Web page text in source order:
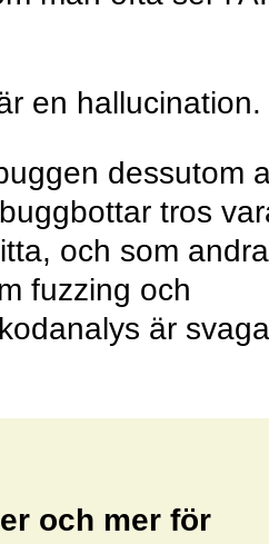
en hallucina­tion.
dessutom
tros
och som andra
fuzzing och
är svaga
och mer för